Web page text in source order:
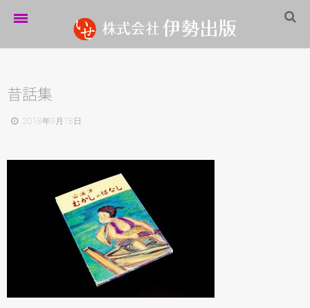
伊勢出版だより
営業案内
パートナーシップ
昔話集
2018年9月18日